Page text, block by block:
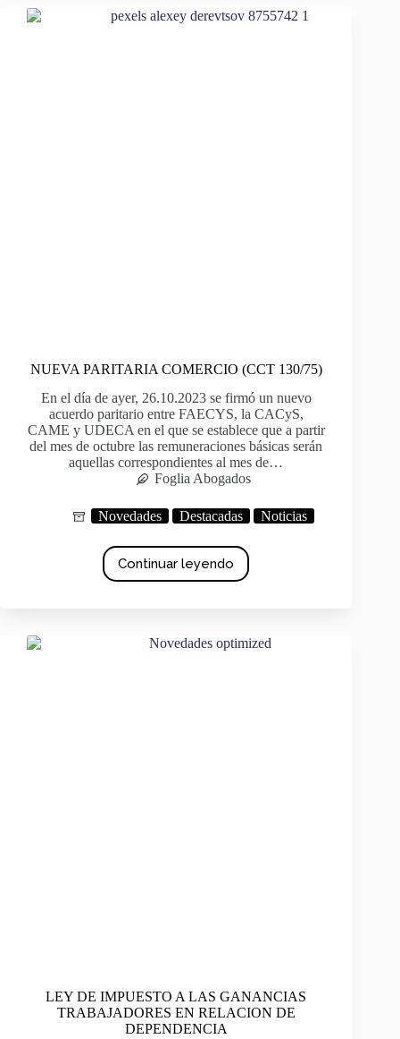
NUEVA PARITARIA COMERCIO (CCT 130/75)
En el día de ayer, 26.10.2023 se firmó un nuevo
acuerdo paritario entre FAECYS, la CACyS,
CAME y UDECA en el que se establece que a partir
del mes de octubre las remuneraciones básicas serán
aquellas correspondientes al mes de…
Foglia Abogados
Novedades Destacadas Noticias
Continuar leyendo
LEY DE IMPUESTO A LAS GANANCIAS
TRABAJADORES EN RELACION DE
DEPENDENCIA